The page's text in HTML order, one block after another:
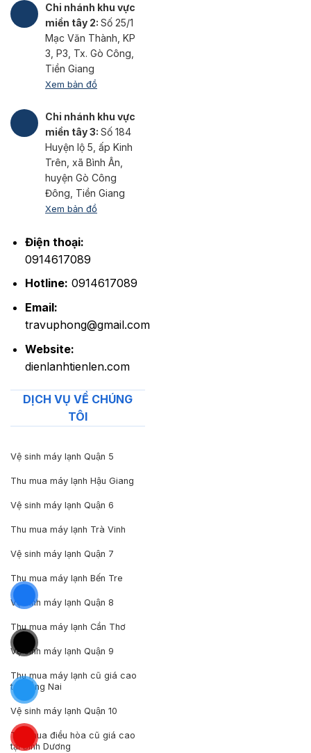
Chi nhánh khu vực
miền tây 2: Số 25/1
Mạc Văn Thành, KP
3, P3, Tx. Gò Công,
Tiền Giang
Xem bản đồ
Chi nhánh khu vực
miền tây 3: Số 184
Huyện lộ 5, ấp Kinh
Trên, xã Bình Ân,
huyện Gò Công
Đông, Tiền Giang
Xem bản đồ
Điện thoại:
0914617089
Hotline: 0914617089
Email:
travuphong@gmail.com
Website:
dienlanhtienlen.com
DỊCH VỤ VỀ CHÚNG
TÔI
Vệ sinh máy lạnh Quận 5
Thu mua máy lạnh Hậu Giang
Vệ sinh máy lạnh Quận 6
Thu mua máy lạnh Trà Vinh
Vệ sinh máy lạnh Quận 7
Thu mua máy lạnh Bến Tre
Vệ sinh máy lạnh Quận 8
Thu mua máy lạnh Cần Thơ
Vệ sinh máy lạnh Quận 9
Thu mua máy lạnh cũ giá cao
tại Đồng Nai
Vệ sinh máy lạnh Quận 10
Thu mua điều hòa cũ giá cao
tại Bình Dương